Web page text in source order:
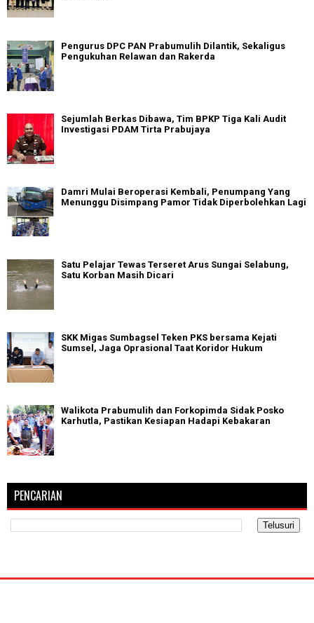
Pengurus DPC PAN Prabumulih Dilantik, Sekaligus
Pengukuhan Relawan dan Rakerda
Sejumlah Berkas Dibawa, Tim BPKP Tiga Kali Audit
Investigasi PDAM Tirta Prabujaya
Damri Mulai Beroperasi Kembali, Penumpang Yang
Menunggu Disimpang Pamor Tidak Diperbolehkan Lagi
Satu Pelajar Tewas Terseret Arus Sungai Selabung,
Satu Korban Masih Dicari
SKK Migas Sumbagsel Teken PKS bersama Kejati
Sumsel, Jaga Oprasional Taat Koridor Hukum
Walikota Prabumulih dan Forkopimda Sidak Posko
Karhutla, Pastikan Kesiapan Hadapi Kebakaran
PENCARIAN